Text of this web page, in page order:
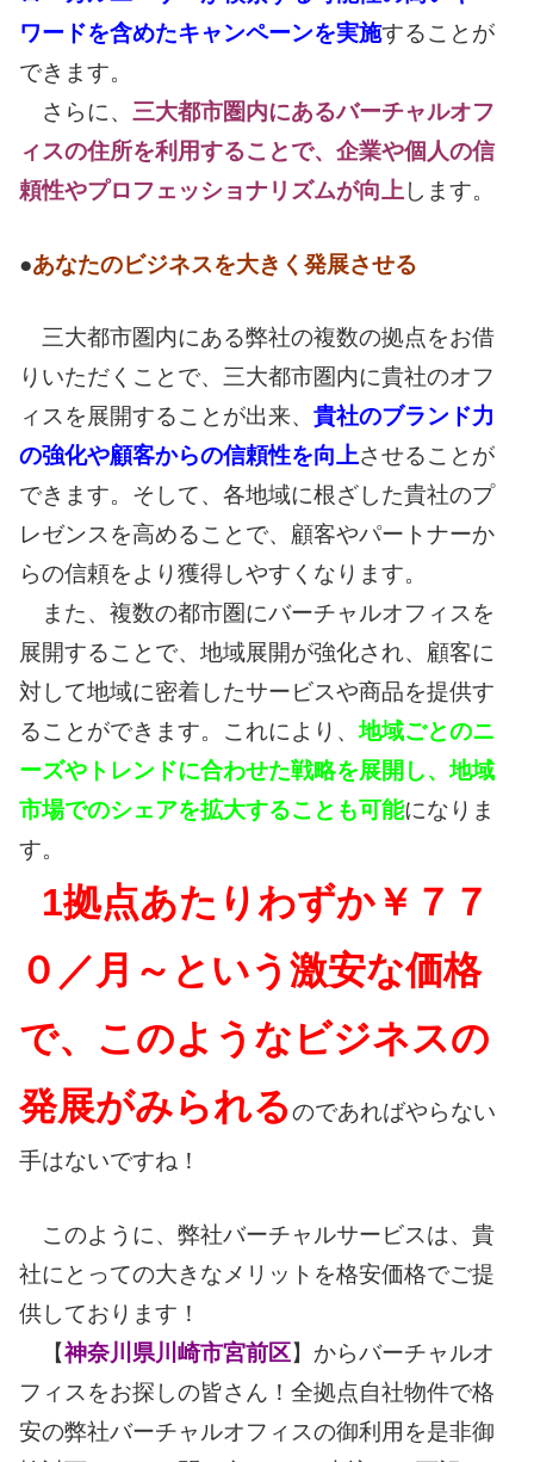
ワードを含めたキャンペーンを実施することが
できます。
さらに、 三大都市圏内にあるバーチャルオフ
ィスの住所を利用することで、企業や個人の信
頼性やプロフェッショナリズムが向上します。
●あなたのビジネスを大きく発展させる
三大都市圏内にある弊社の複数の拠点をお借
りいただくことで、三大都市圏内に貴社のオフ
ィスを展開することが出来、 貴社のブランド力
の強化や顧客からの信頼性を向上させることが
できます。そして、各地域に根ざした貴社のプ
レゼンスを高めることで、顧客やパートナーか
らの信頼をより獲得しやすくなります。
また、複数の都市圏にバーチャルオフィスを
展開することで、地域展開が強化され、顧客に
対して地域に密着したサービスや商品を提供す
ることができます。これにより、地域ごとのニ
ーズやトレンドに合わせた戦略を展開し、地域
市場でのシェアを拡大することも可能になりま
す。
1拠点あたりわずか￥７７
０／月～という激安な価格
で、このようなビジネスの
発展がみられるのであればやらない
手はないですね！
このように、弊社バーチャルサービスは、貴
社にとっての大きなメリットを格安価格でご提
供しております！
【神奈川県川崎市宮前区】からバーチャルオ
フィスをお探しの皆さん！全拠点自社物件で格
安の弊社バーチャルオフィスの御利用を是非御